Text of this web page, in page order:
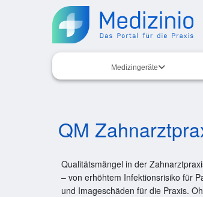
Medizingeräte
QM
Qualitätsmängel in der
– von erhöhtem Infektionsrisiko für
und Imageschäden für die Praxis.